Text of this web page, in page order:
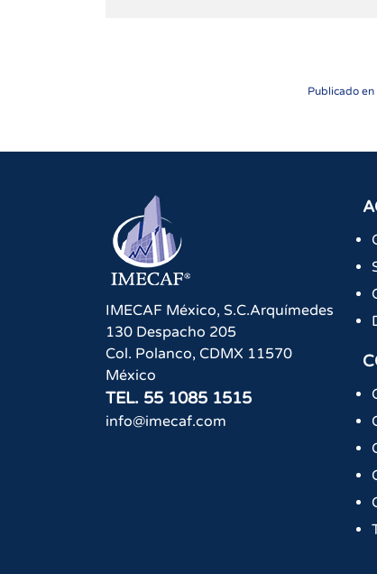
Publicado en
IMECAF México, S.C.Arquímedes
130 Despacho 205
Col. Polanco, CDMX 11570
México
TEL. 55 1085 1515
info@imecaf.com